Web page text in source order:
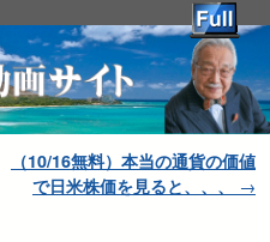
（10/16無料）本当の通貨の価値
で日米株価を見ると、、、 →